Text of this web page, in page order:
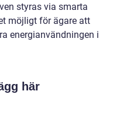
styras via smarta
möjligt för ägare att
energianvändningen i
här